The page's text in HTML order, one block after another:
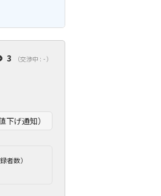
3 （交渉中 : - ）
下げ通知）
録者数）